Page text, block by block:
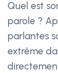
Quel est
parole ?
parlantes
extrême